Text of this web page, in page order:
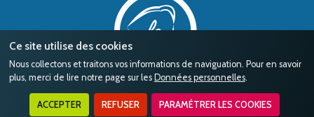
Ce site utilise des cookies
Nous collectons et traitons vos informations de naviguation. Pour en savoir
plus, merci de lire notre page sur les Données personnelles.
ACCEPTER REFUSER PARAMÉTRER LES COOKIES